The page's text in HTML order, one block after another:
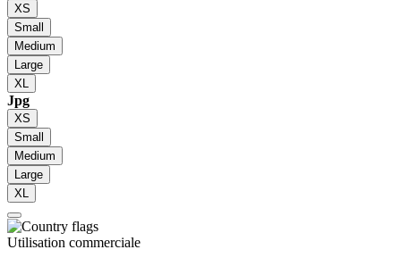
XS
Small
Medium
Large
XL
Jpg
XS
Small
Medium
Large
XL
Utilisation commerciale